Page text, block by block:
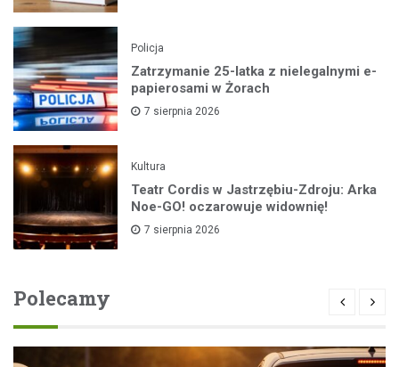
Policja
Zatrzymanie 25-latka z nielegalnymi e-
papierosami w Żorach
7 sierpnia 2026
Kultura
Teatr Cordis w Jastrzębiu-Zdroju: Arka
Noe-GO! oczarowuje widownię!
7 sierpnia 2026
Polecamy